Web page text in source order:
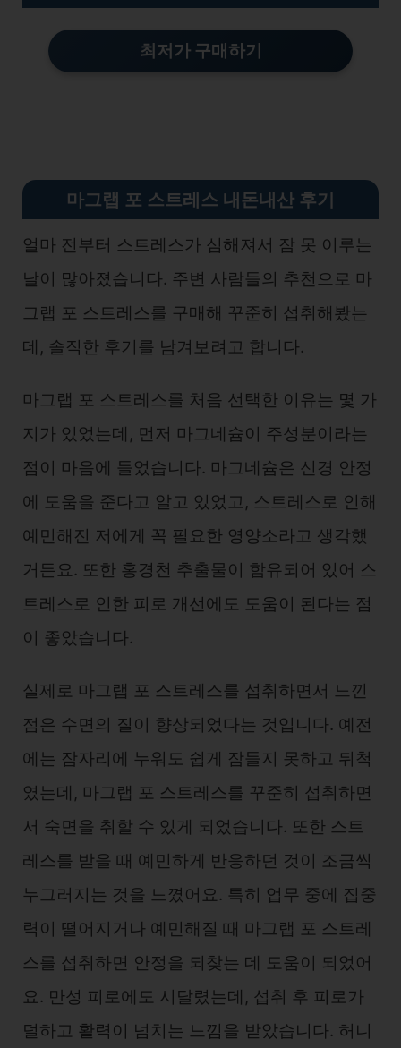
최저가 구매하기
마그랩 포 스트레스 내돈내산 후기
얼마 전부터 스트레스가 심해져서 잠 못 이루는
날이 많아졌습니다. 주변 사람들의 추천으로 마
그랩 포 스트레스를 구매해 꾸준히 섭취해봤는
데, 솔직한 후기를 남겨보려고 합니다.
마그랩 포 스트레스를 처음 선택한 이유는 몇 가
지가 있었는데, 먼저 마그네슘이 주성분이라는
점이 마음에 들었습니다. 마그네슘은 신경 안정
에 도움을 준다고 알고 있었고, 스트레스로 인해
예민해진 저에게 꼭 필요한 영양소라고 생각했
거든요. 또한 홍경천 추출물이 함유되어 있어 스
트레스로 인한 피로 개선에도 도움이 된다는 점
이 좋았습니다.
실제로 마그랩 포 스트레스를 섭취하면서 느낀
점은 수면의 질이 향상되었다는 것입니다. 예전
에는 잠자리에 누워도 쉽게 잠들지 못하고 뒤척
였는데, 마그랩 포 스트레스를 꾸준히 섭취하면
서 숙면을 취할 수 있게 되었습니다. 또한 스트
레스를 받을 때 예민하게 반응하던 것이 조금씩
누그러지는 것을 느꼈어요. 특히 업무 중에 집중
력이 떨어지거나 예민해질 때 마그랩 포 스트레
스를 섭취하면 안정을 되찾는 데 도움이 되었어
요. 만성 피로에도 시달렸는데, 섭취 후 피로가
덜하고 활력이 넘치는 느낌을 받았습니다. 허니